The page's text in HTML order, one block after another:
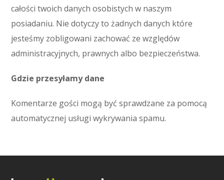
całości twoich danych osobistych w naszym
posiadaniu. Nie dotyczy to żadnych danych które
jesteśmy zobligowani zachować ze względów
administracyjnych, prawnych albo bezpieczeństwa.
Gdzie przesyłamy dane
Komentarze gości mogą być sprawdzane za pomocą
automatycznej usługi wykrywania spamu.